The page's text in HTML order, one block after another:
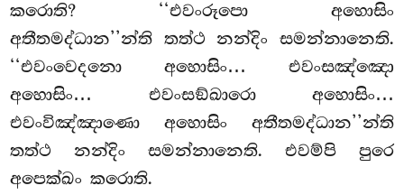
කරොති? ‘‘එවංරූපො අහොසිං
අතීතමද්ධාන’’න්ති තත්ථ නන්දිං සමන්නානෙති.
‘‘එවංවෙදනො අහොසිං… එවංසඤ්ඤො
අහොසිං… එවංසඞ්ඛාරො අහොසිං…
එවංවිඤ්ඤාණො අහොසිං අතීතමද්ධාන’’න්ති
තත්ථ නන්දිං සමන්නානෙති. එවම්පි පුරෙ
අපෙක්ඛං කරොති.